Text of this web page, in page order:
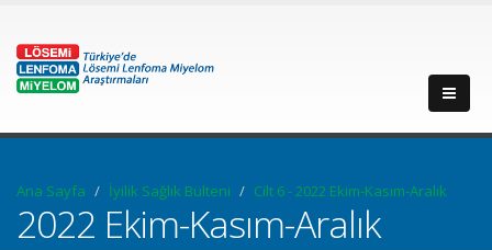
Ana Sayfa İyilik Sağlık Bülteni Cilt 6 - 2022 Ekim-Kasım-Aralık
2022 Ekim-Kasım-Aralık